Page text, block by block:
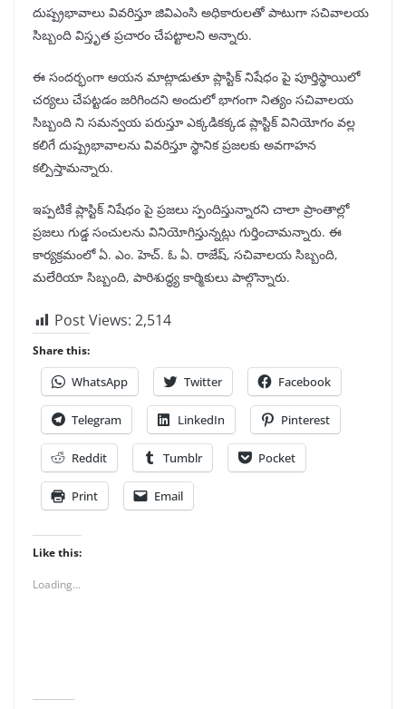
దుష్ప్రభావాలు వివరిస్తూ జివిఎంసి అధికారులతో పాటుగా సచివాలయ
సిబ్బంది విస్తృత ప్రచారం చేపట్టాలని అన్నారు.
ఈ సందర్భంగా ఆయన మాట్లాడుతూ ప్లాస్టిక్ నిషేధం పై పూర్తిస్థాయిలో
చర్యలు చేపట్టడం జరిగిందని అందులో భాగంగా నిత్యం సచివాలయ
సిబ్బంది ని సమన్వయ పరుస్తూ ఎక్కడికక్కడ ప్లాస్టిక్ వినియోగం వల్ల
కలిగే దుష్ప్రభావాలను వివరిస్తూ స్థానిక ప్రజలకు అవగాహన
కల్పిస్తామన్నారు.
ఇప్పటికే ప్లాస్టిక్ నిషేధం పై ప్రజలు స్పందిస్తున్నారని చాలా ప్రాంతాల్లో
ప్రజలు గుడ్డ సంచులను వినియోగిస్తున్నట్లు గుర్తించామన్నారు. ఈ
కార్యక్రమంలో ఏ. ఎం. హెచ్. ఓ ఏ. రాజేష్, సచివాలయ సిబ్బంది,
మలేరియా సిబ్బంది, పారిశుద్ధ్య కార్మికులు పాల్గొన్నారు.
Post Views: 2,514
Share this:
WhatsApp Twitter Facebook
Telegram LinkedIn Pinterest
Reddit Tumblr Pocket
Print Email
Like this:
Loading...